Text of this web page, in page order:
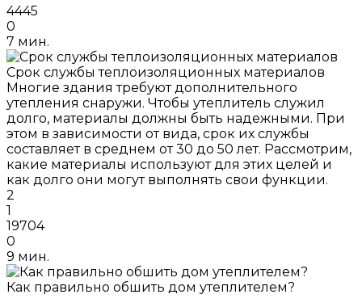
4445
0
7 мин.
Срок службы теплоизоляционных материалов
Многие здания требуют дополнительного
утепления снаружи. Чтобы утеплитель служил
долго, материалы должны быть надежными. При
этом в зависимости от вида, срок их службы
составляет в среднем от 30 до 50 лет. Рассмотрим,
какие материалы используют для этих целей и
как долго они могут выполнять свои функции.
2
1
19704
0
9 мин.
Как правильно обшить дом утеплителем?